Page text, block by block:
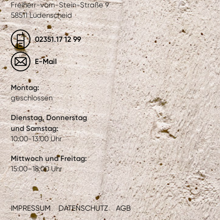
IMPRESSUM DATENSCHUTZ AGB
Freiherr-vom-Stein-Straße 9
58511 Lüdenscheid
02351.17 12 99
E-Mail
Montag:
geschlossen
Dienstag, Donnerstag
und Samstag:
10:00-13:00 Uhr
Mittwoch und Freitag:
15:00–18:00 Uhr